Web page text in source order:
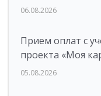
06.08.2026
Прием оплат с
проекта «Моя
05.08.2026